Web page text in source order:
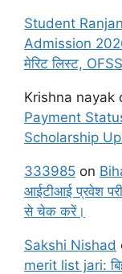
Student
Admission
मेरिट लिस्ट,
Krishna nayak
Payment
Scholarship
333985 on
आईटीआई प्रवेश
से चेक करें।
Sakshi Nishad
merit list jari: